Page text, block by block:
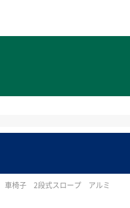
椅子 2段式スロープ アルミ